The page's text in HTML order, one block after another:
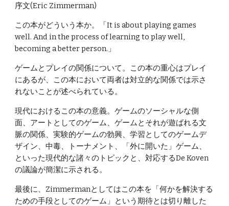
序文(Eric Zimmerman)
この本がどういう本か。「It is about playing games
well. And in the process of learning to play well,
becoming a better person.」
ゲームとプレイの関係について。この本の重心はプレイ
にあるが、この本において両者は対立的な関係では示さ
れないことが述べられている。
現代におけるこの本の意義。ゲームのソーシャルな側
面、アートとしてのゲーム、ゲームとそれが遊ばれる文
脈の関係、実験的ゲームの勃興、学習としてのゲームデ
ザイン、中毒、トーナメント、「外に開いた」ゲーム、
といった現代的な諸々のトピックと、対応するDe Koven
の議論が簡潔に示される。
最後に、Zimmermanとしてはこの本を「何かを解決する
ための手段としてのゲーム」という期待とは切り離した